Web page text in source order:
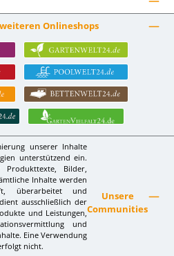
Onlineshops
unserer Inhalte
unterstützend ein.
Bilder,
Inhalte werden
überarbeitet und
ausschließlich der
und Leistungen,
und
Eine Verwendung
nicht.
Unsere
Communities